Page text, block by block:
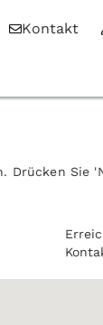
Kontakt
Sie